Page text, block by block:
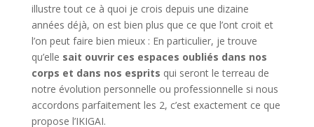
illustre tout ce à quoi je crois depuis une dizaine
années déjà, on est bien plus que ce que l’ont croit et
l’on peut faire bien mieux : En particulier, je trouve
qu’elle sait ouvrir ces espaces oubliés dans nos
corps et dans nos esprits qui seront le terreau de
notre évolution personnelle ou professionnelle si nous
accordons parfaitement les 2, c’est exactement ce que
propose l’IKIGAI.